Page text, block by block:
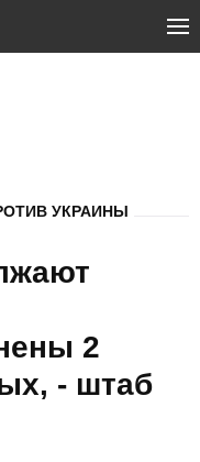
УКРАИНЫ
2
- штаб